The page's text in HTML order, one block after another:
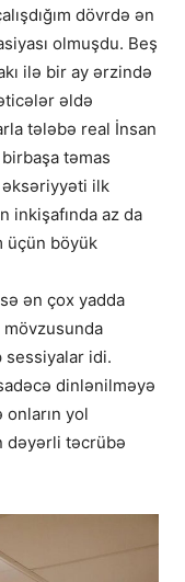
dövrdə ən
olmuşdu. Beş
ilə bir ay ərzində
əldə
tələbə real İnsan
təmas
əksəriyyəti ilk
inkişafında az da
üçün böyük
ən çox yadda
mövzusunda
idi.
dinlənilməyə
onların yol
dəyərli təcrübə